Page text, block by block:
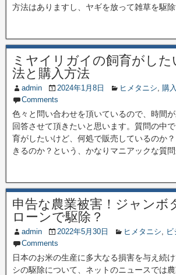
方法はありますし、ヤギを放って雑草を駆
ミヤイリガイの飼育がした
法と購入方法
admin 2024年1月8日 ヒメタニシ, 購入
Comments
色々と問い合わせを頂いているので、時間
回答させて頂きたいと思います。質問の中
育がしたいけど、何処で販売しているのか
きるのか？という、かなりマニアックな質
申告な農業被害！ジャンボ
ローンで駆除？
admin 2022年5月30日 ヒメタニシ, ビ
Comments
日本のお米の生産に多大なる損害を与え続
シの駆除について、ネットのニュースでは